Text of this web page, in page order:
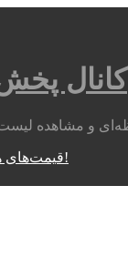
کانال
قیمت‌هایمتوجه شدم!